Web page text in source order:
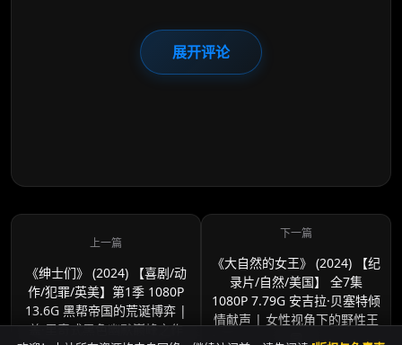
展开评论
《绅士们》 (2024) 【喜剧/动
作/犯罪/英美】第1季 1080P
13.6G 黑帮帝国的荒诞博弈 |
盖·里奇式黑色幽默巅峰之作
《大自然的女王》 (2024) 【纪
录片/自然/美国】 全7集
1080P 7.79G 安吉拉·贝塞特倾
情献声 | 女性视角下的野性王
国